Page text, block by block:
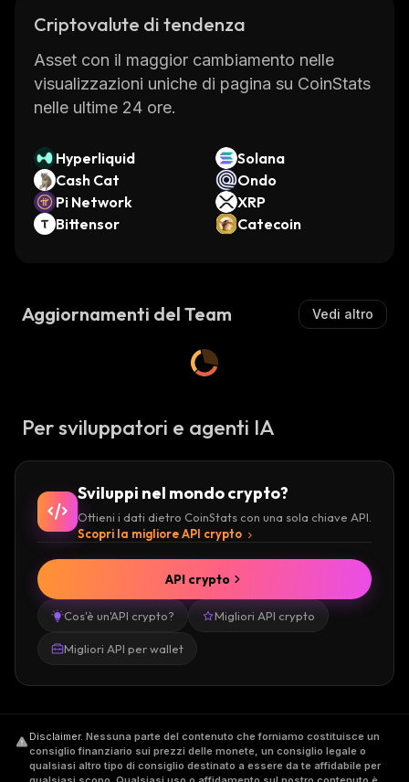
Criptovalute di tendenza
Asset con il maggior cambiamento nelle
visualizzazioni uniche di pagina su CoinStats
nelle ultime 24 ore.
Hyperliquid
Solana
Cash Cat
Ondo
Pi Network
XRP
Bittensor
Catecoin
Aggiornamenti del Team Vedi altro
Per sviluppatori e agenti IA
Sviluppi nel mondo crypto?
Ottieni i dati dietro CoinStats con una sola chiave API.
Scopri la migliore API crypto
Cos'è un'API crypto? Migliori API crypto
Migliori API per wallet
API crypto
Disclaimer. Nessuna parte del contenuto che forniamo costituisce un
consiglio finanziario sui prezzi delle monete, un consiglio legale o
qualsiasi altro tipo di consiglio destinato a essere da te affidabile per